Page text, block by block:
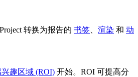
转换为报告的 书签 渲染 和 动
兴趣区域 (ROI) 开始。ROI 可提高分